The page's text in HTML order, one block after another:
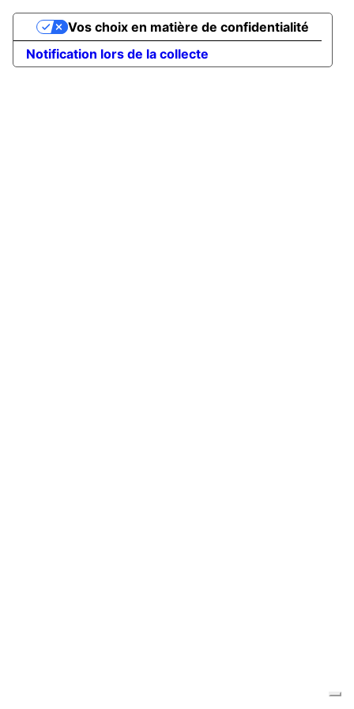
Notification lors de la collecte
Vos choix en matière de confidentialité